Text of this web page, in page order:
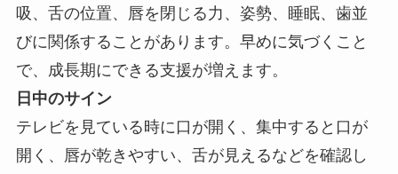
吸、舌の位置、唇を閉じる力、姿勢、睡眠、歯並
びに関係することがあります。早めに気づくこと
で、成長期にできる支援が増えます。
日中のサイン
テレビを見ている時に口が開く、集中すると口が
開く、唇が乾きやすい、舌が見えるなどを確認し